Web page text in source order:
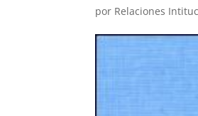
por Relaciones